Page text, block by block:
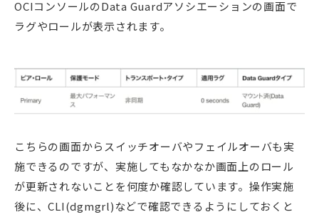
OCIコンソールのData Guardアソシエーションの画面で
ラグやロールが表示されます。
こちらの画面からスイッチオーバやフェイルオーバも実
施できるのですが、実施してもなかなか画面上のロール
が更新されないことを何度か確認しています。操作実施
後に、CLI(dgmgrl)などで確認できるようにしておくと